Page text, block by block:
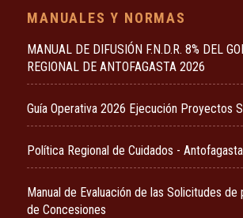
MANUALES Y NORMAS
MANUAL DE DIFUSIÓN F.N.D.R. 8% DEL
REGIONAL DE ANTOFAGASTA 2026
Guía Operativa 2026 Ejecución Proyectos
Política Regional de Cuidados - Antofagasta
Manual de Evaluación de las Solicitudes de
de Concesiones